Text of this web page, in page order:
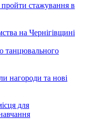
стажування в
на Чернігівщині
танцювального
нагороди та нові
для